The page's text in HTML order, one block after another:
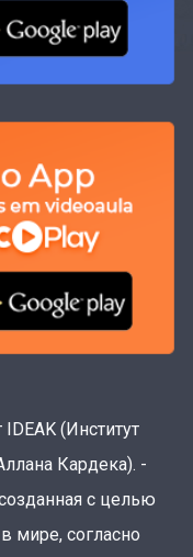
(Институт
Кардека). -
с целью
мире, согласно